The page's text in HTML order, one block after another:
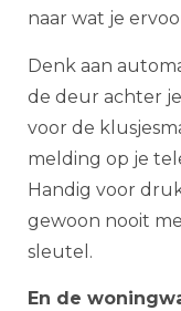
naar wat je
Denk aan
de deur achter
voor de
melding op je
Handig voor
gewoon nooit
sleutel.
En de